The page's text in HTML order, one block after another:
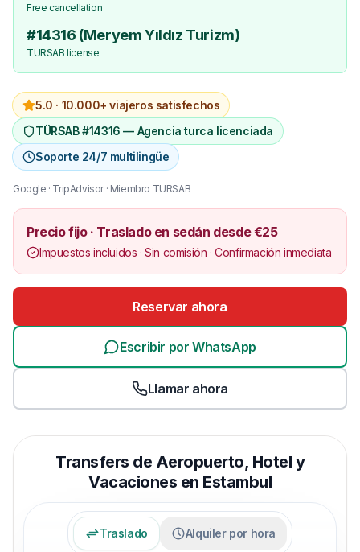
Free cancellation
#14316 (Meryem Yıldız Turizm)
TÜRSAB license
5.0 · 10.000+ viajeros satisfechos
TÜRSAB #14316 — Agencia turca licenciada
Soporte 24/7 multilingüe
Google · TripAdvisor · Miembro TÜRSAB
Precio fijo · Traslado en sedán desde €25
Impuestos incluidos · Sin comisión · Confirmación inmediata
Reservar ahora
Escribir por WhatsApp
Llamar ahora
Transfers de Aeropuerto, Hotel y
Vacaciones en Estambul
Traslado Alquiler por hora